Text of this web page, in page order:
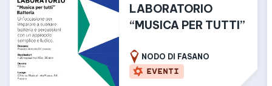
LABORATORIO
“MUSICA PER TUTTI”
NODO DI FASANO
EVENTI